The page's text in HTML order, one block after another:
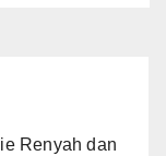
Renyah dan